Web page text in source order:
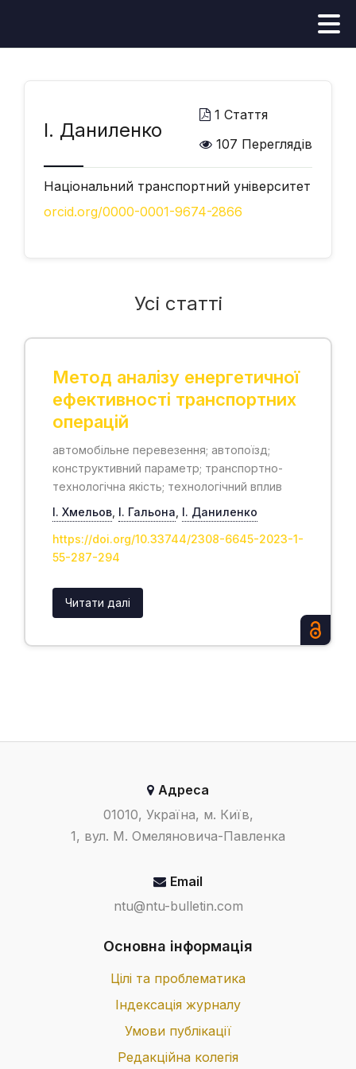
І. Даниленко
1 Стаття
107 Переглядів
Національний транспортний університет
orcid.org/0000-0001-9674-2866
Усі статті
Метод аналізу енергетичної
ефективності транспортних
операцій
автомобільне перевезення; автопоїзд;
конструктивний параметр; транспортно-
технологічна якість; технологічний вплив
І. Хмельов І. Гальона І. Даниленко
https://doi.org/10.33744/2308-6645-2023-1-
55-287-294
Читати далі
Адреса
01010, Україна, м. Київ,
1, вул. М. Омеляновича-Павленка
Email
ntu@ntu-bulletin.com
Основна інформація
Цілі та проблематика
Індексація журналу
Умови публікації
Редакційна колегія